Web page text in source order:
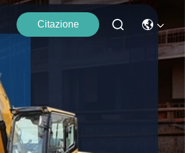
Citazione